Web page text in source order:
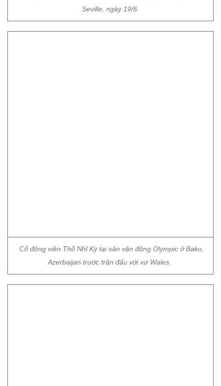
Seville, ngày 19/6.
Cổ động viên Thổ Nhĩ Kỳ tại sân vận động Olympic ở Baku,
Azerbaijan trước trận đấu với xứ Wales.